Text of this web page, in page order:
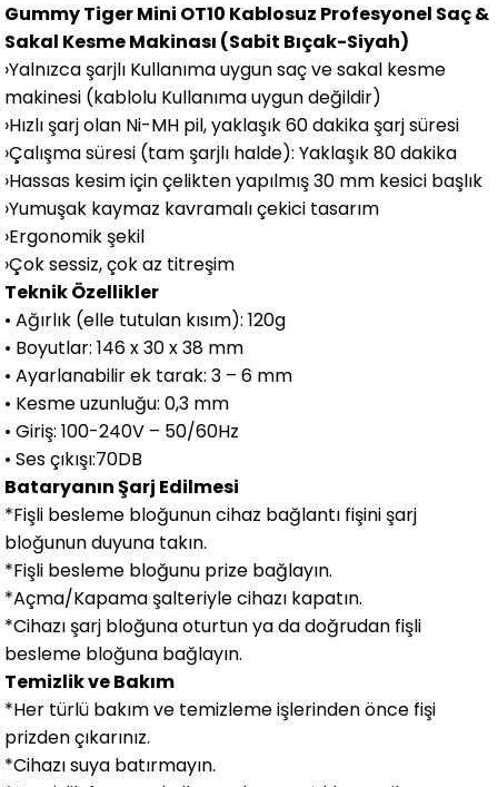
Gummy Tiger Mini OT10 Kablosuz Profesyonel Saç &
Sakal Kesme Makinası (Sabit Bıçak-Siyah)
›Yalnızca şarjlı Kullanıma uygun saç ve sakal kesme
makinesi (kablolu Kullanıma uygun değildir)
›Hızlı şarj olan Ni-MH pil, yaklaşık 60 dakika şarj süresi
›Çalışma süresi (tam şarjlı halde): Yaklaşık 80 dakika
›Hassas kesim için çelikten yapılmış 30 mm kesici başlık
›Yumuşak kaymaz kavramalı çekici tasarım
›Ergonomik şekil
›Çok sessiz, çok az titreşim
Teknik Özellikler
• Ağırlık (elle tutulan kısım): 120g
• Boyutlar: 146 x 30 x 38 mm
• Ayarlanabilir ek tarak: 3 – 6 mm
• Kesme uzunluğu: 0,3 mm
• Giriş: 100-240V – 50/60Hz
• Ses çıkışı:70DB
Bataryanın Şarj Edilmesi
*Fişli besleme bloğunun cihaz bağlantı fişini şarj
bloğunun duyuna takın.
*Fişli besleme bloğunu prize bağlayın.
*Açma/Kapama şalteriyle cihazı kapatın.
*Cihazı şarj bloğuna oturtun ya da doğrudan fişli
besleme bloğuna bağlayın.
Temizlik ve Bakım
*Her türlü bakım ve temizleme işlerinden önce fişi
prizden çıkarınız.
*Cihazı suya batırmayın.